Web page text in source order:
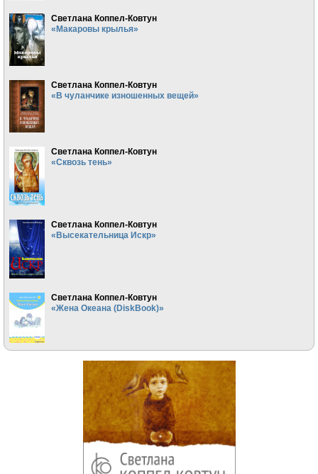
Светлана Коппел-Ковтун
«Макаровы крылья»
Светлана Коппел-Ковтун
«В чуланчике изношенных вещей»
Светлана Коппел-Ковтун
«Сквозь тень»
Светлана Коппел-Ковтун
«Высекательница Искр»
Светлана Коппел-Ковтун
«Жена Океана (DiskBook)»